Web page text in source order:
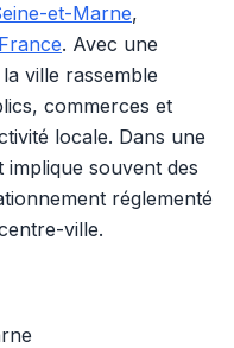
et-Marne,
. Avec une
ville rassemble
commerces et
locale. Dans une
souvent des
réglementé
ville.